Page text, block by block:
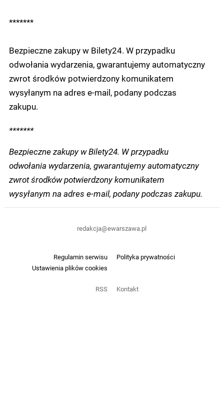
*******
Bezpieczne zakupy w Bilety24. W przypadku
odwołania wydarzenia, gwarantujemy automatyczny
zwrot środków potwierdzony komunikatem
wysyłanym na adres e-mail, podany podczas
zakupu.
*******
Bezpieczne zakupy w Bilety24. W przypadku
odwołania wydarzenia, gwarantujemy automatyczny
zwrot środków potwierdzony komunikatem
wysyłanym na adres e-mail, podany podczas zakupu.
Regulamin serwisu
Polityka prywatności
Ustawienia plików cookies
RSS Kontakt
redakcja@ewarszawa.pl